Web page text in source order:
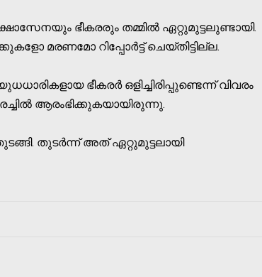
ഭീകരരും തമ്മില്‍ ഏറ്റുമുട്ടലുണ്ടായി.
മരണമോ റിപ്പോര്‍ട്ട് ചെയ്തിട്ടില്ല.
ഭീകരര്‍ ഒളിച്ചിരിപ്പുണ്ടെന്ന് വിവരം
ആരംഭിക്കുകയായിരുന്നു.
തുടര്‍ന്ന് അത് ഏറ്റുമുട്ടലായി